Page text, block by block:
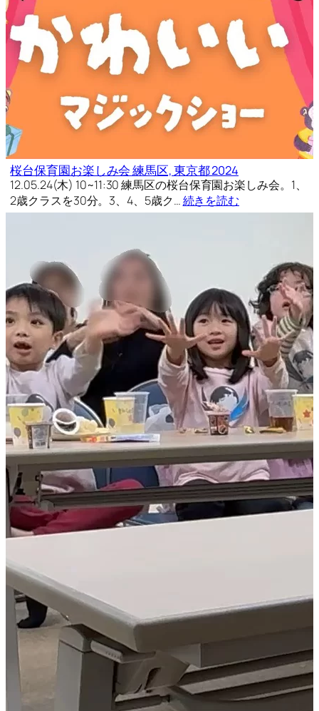
桜台保育園お楽しみ会 練馬区, 東京都 2024
12.05.24(木) 10~11:30 練馬区の桜台保育園お楽しみ会。1、
2歳クラスを30分。3、4、5歳ク…続きを読む